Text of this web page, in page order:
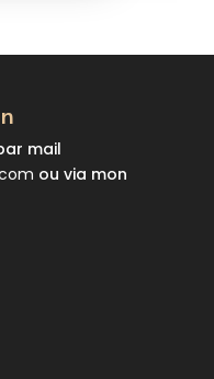
mail
ou via mon